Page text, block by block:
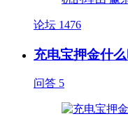
论坛 1476
充电宝押金什
问答 5